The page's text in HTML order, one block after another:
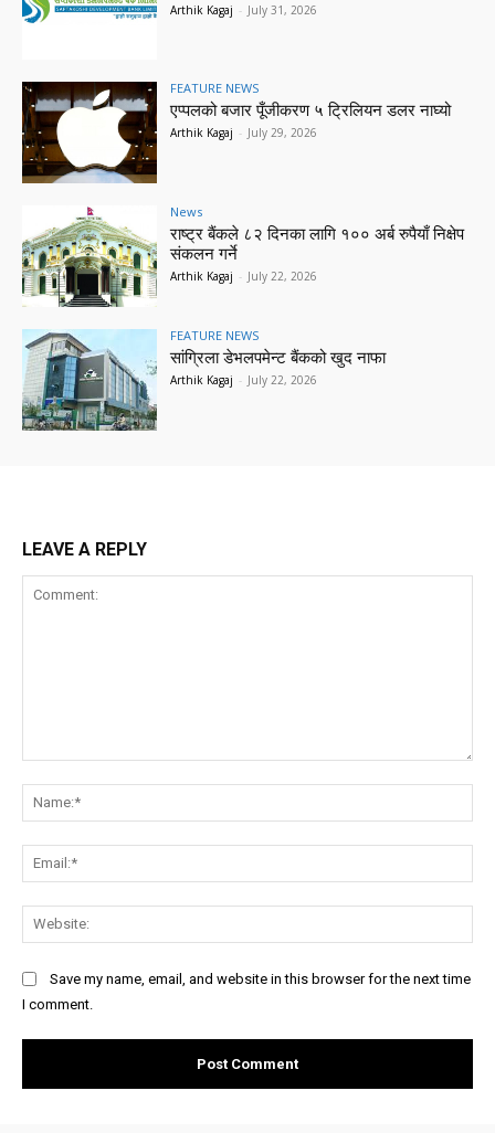
Arthik Kagaj - July 31, 2026
FEATURE NEWS
एप्पलको बजार पूँजीकरण ५ ट्रिलियन डलर नाघ्यो
Arthik Kagaj - July 29, 2026
News
राष्ट्र बैंकले ८२ दिनका लागि १०० अर्ब रुपैयाँ निक्षेप
संकलन गर्ने
Arthik Kagaj - July 22, 2026
FEATURE NEWS
सांग्रिला डेभलपमेन्ट बैंकको खुद नाफा
Arthik Kagaj - July 22, 2026
LEAVE A REPLY
Save my name, email, and website in this browser for the next time
I comment.